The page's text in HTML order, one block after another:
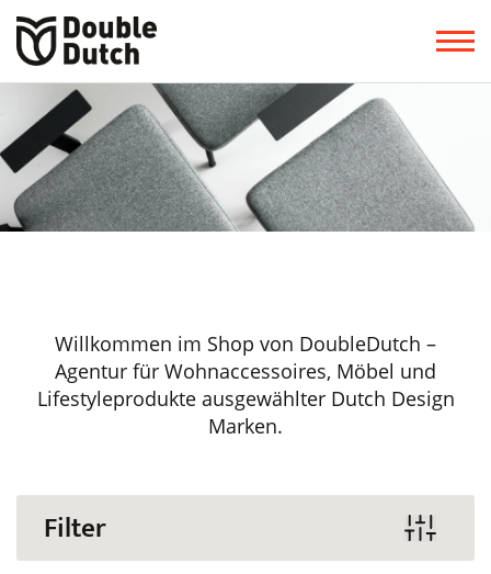
Willkommen im Shop von DoubleDutch –
Agentur für Wohnaccessoires, Möbel und
Lifestyleprodukte ausgewählter Dutch Design
Marken.
Filter